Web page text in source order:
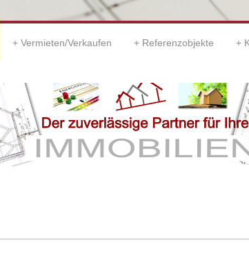
Vermieten/Verkaufen Referenzobjekte